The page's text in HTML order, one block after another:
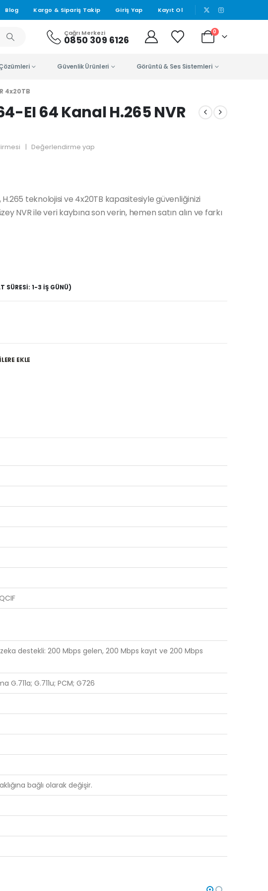
Blog Kargo & Sipariş Takip Giriş Yap Kayıt Ol |
Çağrı Merkezi
0850 309 6126
0
Güvenlik Ürünleri Görüntü & Ses Sistemleri
4x20TB
EI 64 Kanal H.265 NVR
| Değerlendirme yap
teknolojisi ve 4x20TB kapasitesiyle güvenliğinizi
NVR ile veri kaybına son verin, hemen satın alın ve farkı
SÜRESI: 1-3 İŞ GÜNÜ)
EKLE
destekli: 200 Mbps gelen, 200 Mbps kayıt ve 200 Mbps
G.711a; G.711u; PCM; G726
bağlı olarak değişir.